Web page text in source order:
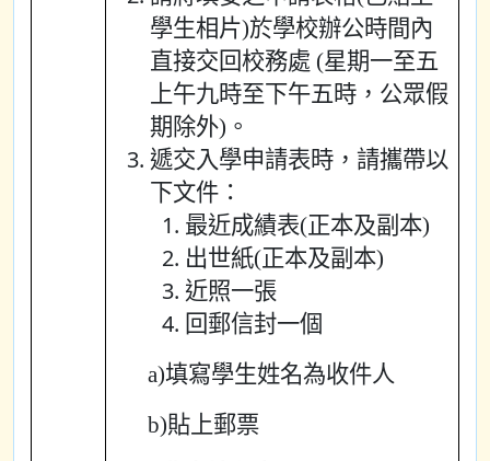
學生相片)於學校辦公時間內
直接交回校務處 (星期一至五
上午九時至下午五時，公眾假
期除外)。
遞交入學申請表時，請攜帶以
下文件：
最近成績表(正本及副本)
出世紙(正本及副本)
近照一張
回郵信封一個
a)填寫學生姓名為收件人
b)貼上郵票